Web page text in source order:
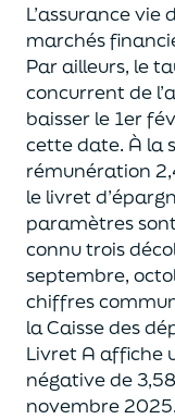
L’assurance vie
marchés
Par ailleurs, le
concurrent de
baisser le 1er
cette date. À la
rémunération
le livret
paramètres
connu trois
septembre,
chiffres
la Caisse des
Livret A affiche
négative de
novembre 2025.